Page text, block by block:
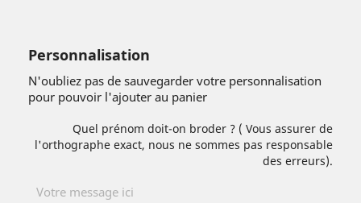
Personnalisation
N'oubliez pas de sauvegarder votre personnalisation
pour pouvoir l'ajouter au panier
Quel prénom doit-on broder ? ( Vous assurer de
l'orthographe exact, nous ne sommes pas responsable
des erreurs).